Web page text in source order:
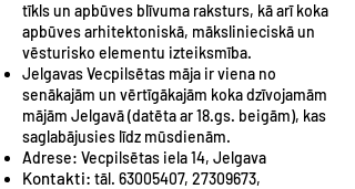
tīkls un apbūves blīvuma raksturs, kā arī koka
apbūves arhitektoniskā, mākslinieciskā un
vēsturisko elementu izteiksmība.
Jelgavas Vecpilsētas māja ir viena no
senākajām un vērtīgākajām koka dzīvojamām
mājām Jelgavā (datēta ar 18.gs. beigām), kas
saglabājusies līdz mūsdienām.
Adrese: Vecpilsētas iela 14, Jelgava
Kontakti: tāl. 63005407, 27309673,